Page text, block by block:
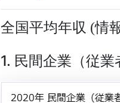
全国平均年収 (情
1. 民間企業（従